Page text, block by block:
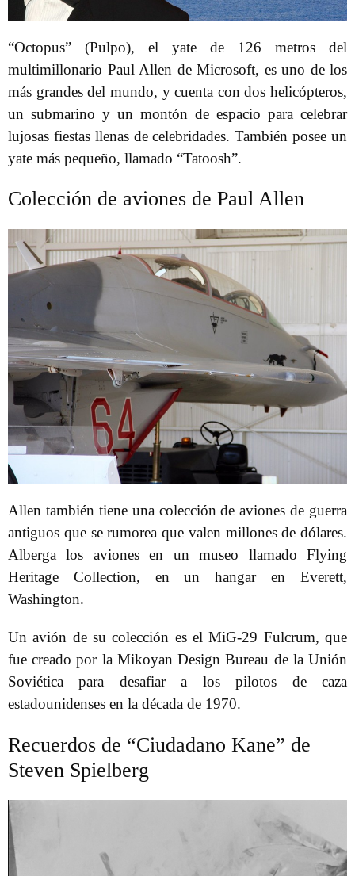
“Octopus” (Pulpo), el yate de 126 metros del
multimillonario Paul Allen de Microsoft, es uno de los
más grandes del mundo, y cuenta con dos helicópteros,
un submarino y un montón de espacio para celebrar
lujosas fiestas llenas de celebridades. También posee un
yate más pequeño, llamado “Tatoosh”.
Colección de aviones de Paul Allen
Allen también tiene una colección de aviones de guerra
antiguos que se rumorea que valen millones de dólares.
Alberga los aviones en un museo llamado Flying
Heritage Collection, en un hangar en Everett,
Washington.
Un avión de su colección es el MiG-29 Fulcrum, que
fue creado por la Mikoyan Design Bureau de la Unión
Soviética para desafiar a los pilotos de caza
estadounidenses en la década de 1970.
Recuerdos de “Ciudadano Kane” de
Steven Spielberg